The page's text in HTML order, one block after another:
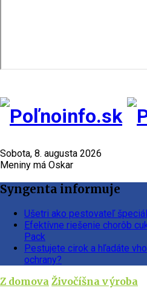
Sobota, 8. augusta 2026
Meniny má Oskar
Syngenta informuje
Ušetri ako pestovateľ
Efektívne riešenie chorôb
Pack
Pestujete cirok a hľadáte
ochrany?
Z domova Živočíšna výroba